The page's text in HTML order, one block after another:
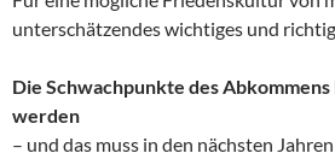
unterschätzendes wichtiges und
Die Schwachpunkte des
werden
– und das muss in den nächsten